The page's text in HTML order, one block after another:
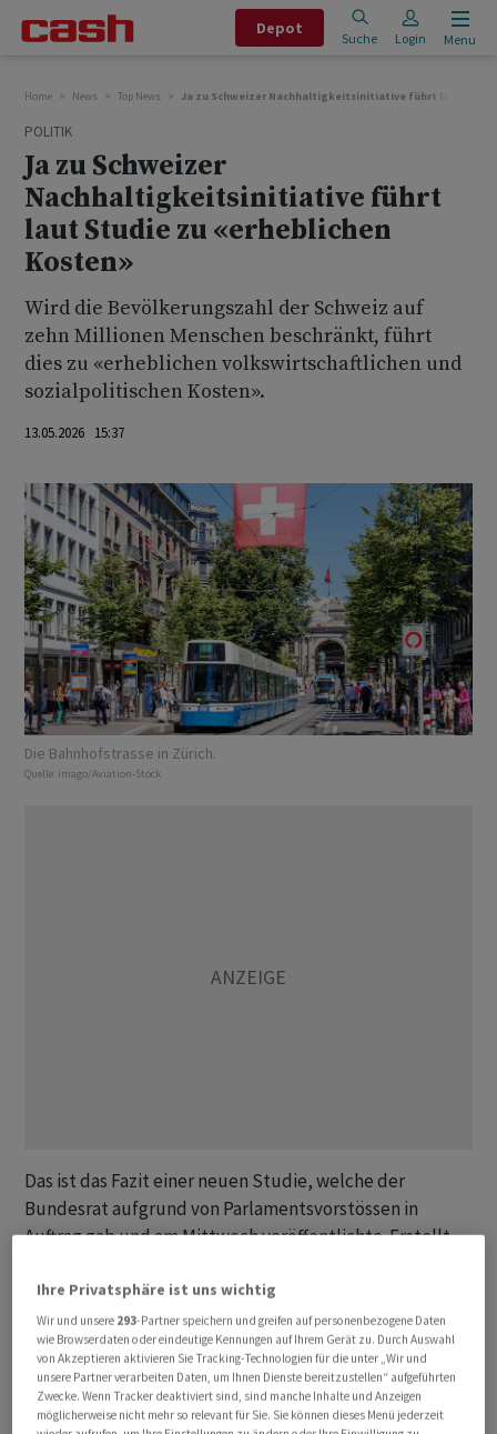
Depot
Suche Login Menu
Home News Top News Ja zu Schweizer Nachhaltigkeitsinitiative führt laut
POLITIK
Ja zu Schweizer
Nachhaltigkeitsinitiative führt
laut Studie zu «erheblichen
Kosten»
Wird die Bevölkerungszahl der Schweiz auf
zehn Millionen Menschen beschränkt, führt
dies zu «erheblichen volkswirtschaftlichen und
sozialpolitischen Kosten».
13.05.2026 15:37
Die Bahnhofstrasse in Zürich.
Quelle: imago/Aviation-Stock
Das ist das Fazit einer neuen Studie, welche der
Bundesrat aufgrund von Parlamentsvorstössen in
Auftrag gab und am Mittwoch veröffentlichte. Erstellt
Beratungsbüro Demografik. Die Studienautorinnen und
-autoren schreiben darin, zwar hätte eine Begrenzung
der Bevölkerungsentwicklung entlastende Effekte. Dies
etwa beim Wohnungsmarkt, bei Infrastruktur und
Umwelt sowie bei einzelnen, bedarfsabhängigen
Ihre Privatsphäre ist uns wichtig
Wir und unsere 293-Partner speichern und greifen auf personenbezogene Daten
wie Browserdaten oder eindeutige Kennungen auf Ihrem Gerät zu. Durch Auswahl
von Akzeptieren aktivieren Sie Tracking-Technologien für die unter „Wir und
unsere Partner verarbeiten Daten, um Ihnen Dienste bereitzustellen“ aufgeführten
Zwecke. Wenn Tracker deaktiviert sind, sind manche Inhalte und Anzeigen
möglicherweise nicht mehr so relevant für Sie. Sie können dieses Menü jederzeit